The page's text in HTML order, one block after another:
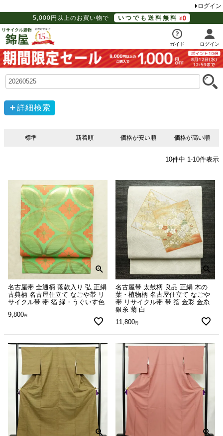
ログイン
5,000円以上のお買い物で
いつでも送料無料
ガイド ログイン
詳細検索
標準 新着順 価格が安い順 価格が高い順
10件中 1 -10件表示
名古屋帯 全通柄 落款入り 弘 正絹
古典柄 名古屋仕立て なごや帯 リ
サイクル帯 帯 箔 緑・うぐいす色
9,800
名古屋帯 太鼓柄 良品 正絹 木の
葉・植物柄 名古屋仕立て なごや
帯 リサイクル帯 帯 箔 金彩 金糸
銀糸 菊 白
11,800